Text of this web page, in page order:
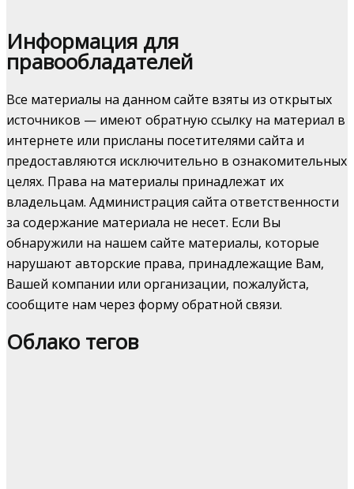
Информация для
правообладателей
Все материалы на данном сайте взяты из открытых
источников — имеют обратную ссылку на материал в
интернете или присланы посетителями сайта и
предоставляются исключительно в ознакомительных
целях. Права на материалы принадлежат их
владельцам. Администрация сайта ответственности
за содержание материала не несет. Если Вы
обнаружили на нашем сайте материалы, которые
нарушают авторские права, принадлежащие Вам,
Вашей компании или организации, пожалуйста,
сообщите нам через форму обратной связи.
Облако тегов